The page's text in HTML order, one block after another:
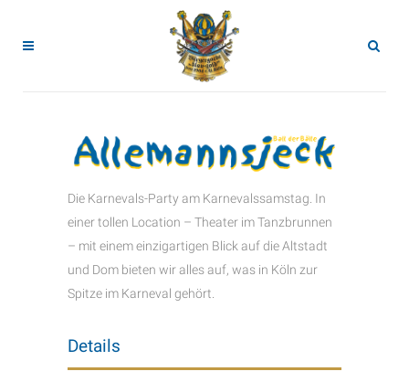
Die Karnevals-Party am Karnevalssamstag. In
einer tollen Location – Theater im Tanzbrunnen
– mit einem einzigartigen Blick auf die Altstadt
und Dom bieten wir alles auf, was in Köln zur
Spitze im Karneval gehört.
Details